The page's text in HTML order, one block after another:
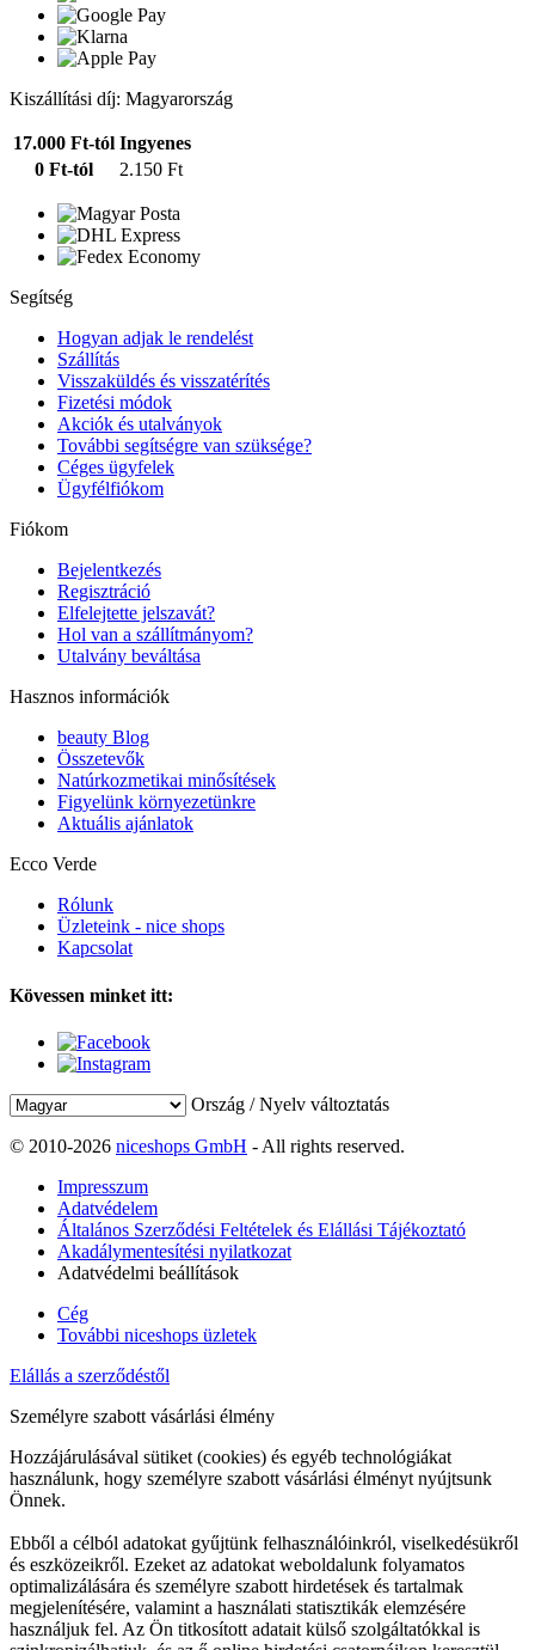
Kiszállítási díj: Magyarország
17.000 Ft-tól Ingyenes
0 Ft-tól
2.150 Ft
Segítség
Hogyan adjak le rendelést
Szállítás
Visszaküldés és visszatérítés
Fizetési módok
Akciók és utalványok
További segítségre van szüksége?
Céges ügyfelek
Ügyfélfiókom
Fiókom
Bejelentkezés
Regisztráció
Elfelejtette jelszavát?
Hol van a szállítmányom?
Utalvány beváltása
Hasznos információk
beauty Blog
Összetevők
Natúrkozmetikai minősítések
Figyelünk környezetünkre
Aktuális ajánlatok
Ecco Verde
Rólunk
Üzleteink - nice shops
Kapcsolat
Kövessen minket itt:
Ország / Nyelv változtatás
© 2010-2026 niceshops GmbH - All rights reserved.
Impresszum
Adatvédelem
Általános Szerződési Feltételek és Elállási Tájékoztató
Akadálymentesítési nyilatkozat
Adatvédelmi beállítások
Cég
További niceshops üzletek
Elállás a szerződéstől
Személyre szabott vásárlási élmény
Hozzájárulásával sütiket (cookies) és egyéb technológiákat
használunk, hogy személyre szabott vásárlási élményt nyújtsunk
Önnek.
Ebből a célból adatokat gyűjtünk felhasználóinkról, viselkedésükről
és eszközeikről. Ezeket az adatokat weboldalunk folyamatos
optimalizálására és személyre szabott hirdetések és tartalmak
megjelenítésére, valamint a használati statisztikák elemzésére
használjuk fel. Az Ön titkosított adatait külső szolgáltatókkal is